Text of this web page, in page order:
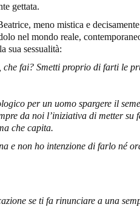
gettata.
meno mistica e
nel mondo reale,
sua sessualità:
che fai? Smetti proprio di farti le
per un uomo spargere il
da noi l’iniziativa di metter
che capita.
e non ho intenzione di farlo né
se ti fa rinunciare a una